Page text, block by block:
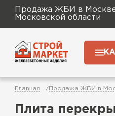
Продажа ЖБИ в
Московской области
Главная Продажа ЖБИ в
Плита